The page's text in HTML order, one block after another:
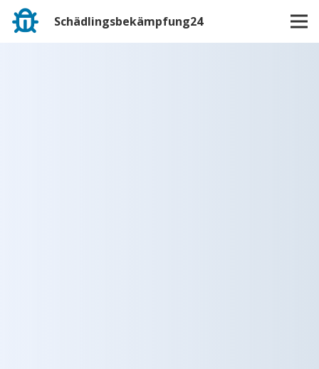
Schädlingsbekämpfung24